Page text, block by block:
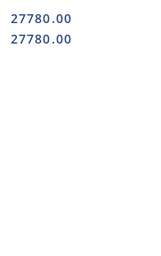
Cena:
27780.00
Cena:
27780.00